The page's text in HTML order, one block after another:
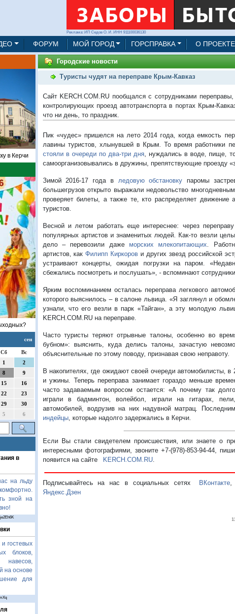
Реклама: ИП Седов О. И. ИНН 911100036130
ФОРУМ МОЙ ГОРОД ГОРСПРАВКА О ПРОЕКТЕ
в Керчи
сен
Сб
Вс
1
2
8
9
15
16
22
23
29
30
5 6
в
на льду
зной на
гостевых
блоков,
навесов,
на основе
для
Городские новости
Туристы чудят на переправе Крым-Кавказ
Сайт KERCH.COM.RU пообщался с сотрудниками
контролирующих проезд автотранспорта в портах Крым-
что ни день, то праздник.
Пик «чудес» пришелся на лето 2014 года, когда емкость
лавины туристов, хлынувшей в Крым. То время работники
стояли в очереди по два-три дня , нуждались в воде, пище,
самоорганизовывались в дружины, препятствующие проезду
Зимой 2016-17 года в ледовую обстановку паромы
большегрузов открыто выражали недовольство
проверяет билеты, а также те, кто распределяет движение
туристов.
Весной и летом работать еще интереснее: через
популярных артистов и знаменитых людей. Как-то везли
дело – перевозили даже морских млекопитающих .
артистов, какФилипп Киркоров и других звезд российской
устраивают концерты, ожидая погрузки на паром.
сбежались посмотреть и послушать», - вспоминают
Ярким воспоминанием осталась переправа легкового
которого выяснилось – в салоне львица. «Я заглянул и
узнали, что его везли в парк «Тайган», а эту молодую
KERCH.COM.RU на переправе.
Часто туристы теряют отрывные талоны, особенно во
бубном»: выяснить, куда делись талоны, зачастую
объяснительные по этому поводу, признавая свою неправоту.
В накопителях, где ожидают своей очереди автомобилисты,
и ужины. Теперь переправа занимает гораздо меньше
часто задаваемым вопросом остается: «А почему так
играли в бадминтон, волейбол, играли на гитарах,
автомобилей, водрузив на них надувной матрац.
индейцы, которые надолго задержались в Керчи.
Если Вы стали свидетелем происшествия, или знаете о
интересными фотографиями, звоните +7-(978)-853-94-44,
появится на сайте KERCH.COM.RU.
Подписывайтесь на нас в социальных сетях ВКонтакте
Яндекс.Дзен